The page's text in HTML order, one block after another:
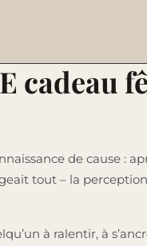
de cause :
tout – la perception
à ralentir, à